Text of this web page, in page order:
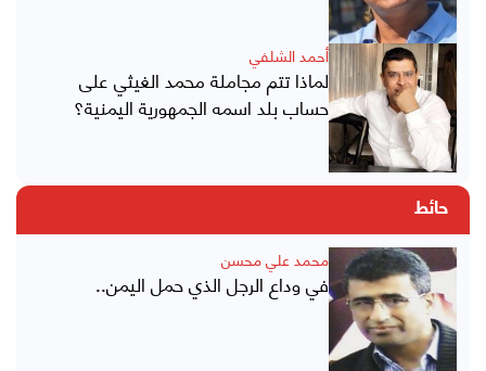
أحمد الشلفي
لماذا تتم مجاملة محمد الغيثي على
حساب بلد اسمه الجمهورية اليمنية؟
حائط
محمد علي محسن
في وداع الرجل الذي حمل اليمن..